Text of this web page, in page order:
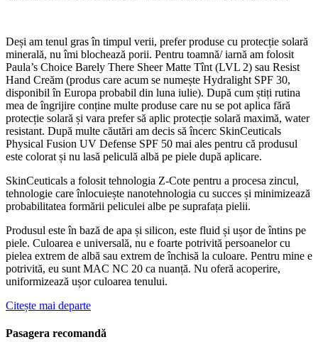
Deși am tenul gras în timpul verii, prefer produse cu protecție solară
minerală, nu îmi blochează porii. Pentru toamnă/ iarnă am folosit
Paula’s Choice Barely There Sheer Matte Tînt (LVL 2) sau Resist
Hand Creăm (produs care acum se numește Hydralight SPF 30,
disponibil în Europa probabil din luna iulie). După cum știți rutina
mea de îngrijire conține multe produse care nu se pot aplica fără
protecție solară și vara prefer să aplic protecție solară maximă, water
resistant. După multe căutări am decis să încerc SkinCeuticals
Physical Fusion UV Defense SPF 50 mai ales pentru că produsul
este colorat și nu lasă peliculă albă pe piele după aplicare.
SkinCeuticals a folosit tehnologia Z-Cote pentru a procesa zincul,
tehnologie care înlocuiește nanotehnologia cu succes și minimizează
probabilitatea formării peliculei albe pe suprafața pielii.
Produsul este în bază de apa și silicon, este fluid și ușor de întins pe
piele. Culoarea e universală, nu e foarte potrivită persoanelor cu
pielea extrem de albă sau extrem de închisă la culoare. Pentru mine e
potrivită, eu sunt MAC NC 20 ca nuanță. Nu oferă acoperire,
uniformizează ușor culoarea tenului.
Citește mai departe
Pasagera recomandă